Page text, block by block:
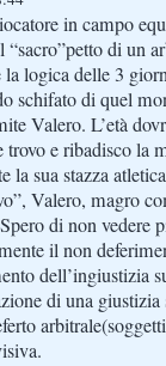
in campo
“sacro”petto di un
la logica delle 3
schifato di quel
Valero. L’età
e ribadisco la
la sua stazza
Valero, magro
di non vedere
il non
dell’ingiustizia
di una